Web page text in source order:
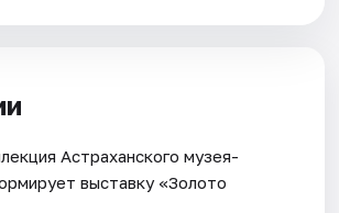
Астраханского музея-
выставку «Золото